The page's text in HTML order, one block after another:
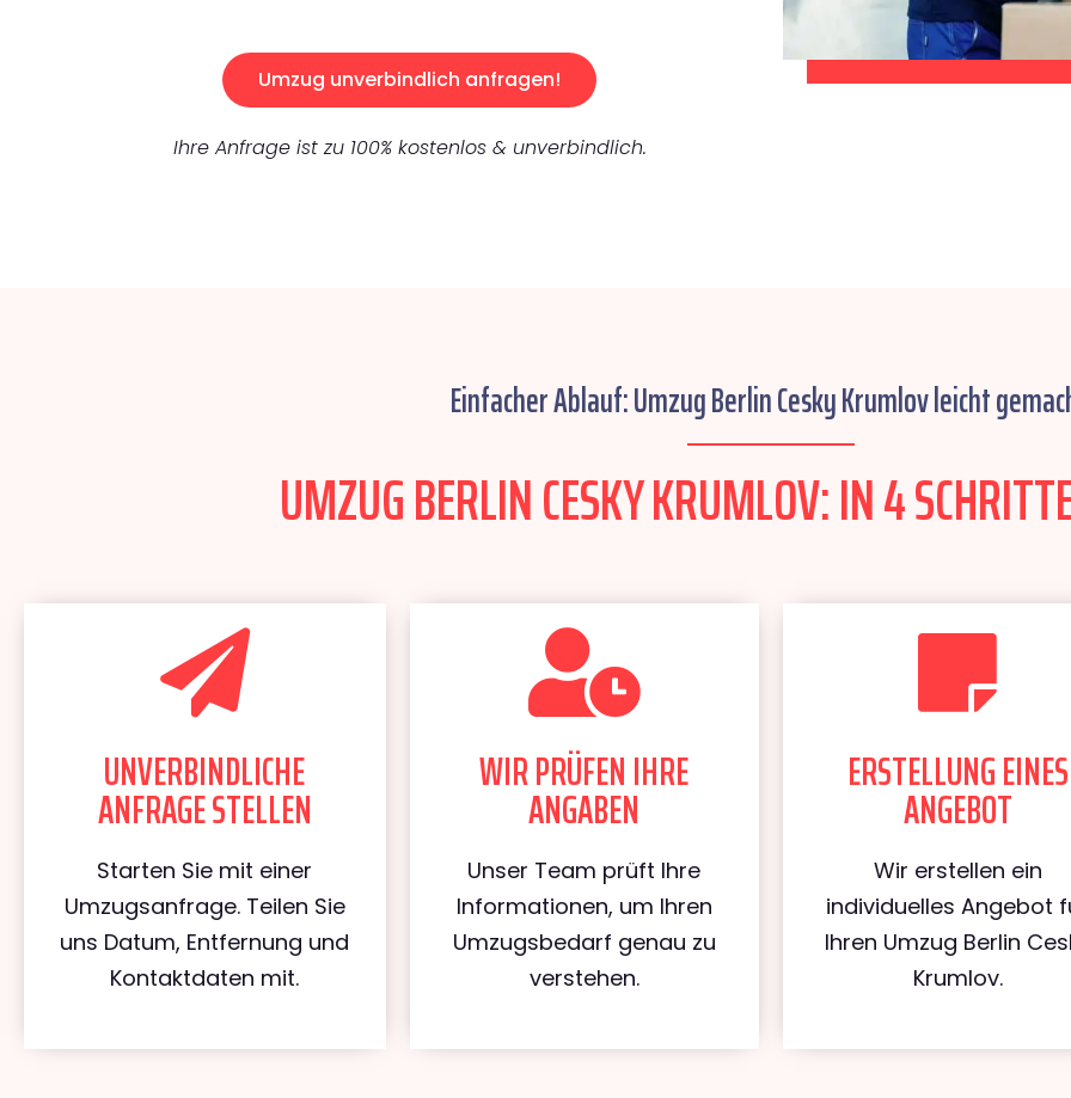
Umzug unverbindlich anfragen!
Ihre Anfrage ist zu 100% kostenlos & unverbindlich.
Einfacher Ablauf: Umzug Berlin Cesky Krumlov leicht
UMZUG BERLIN CESKY KRUMLOV: IN 4
UNVERBINDLICHE
ANFRAGE STELLEN
Starten Sie mit einer
Umzugsanfrage. Teilen Sie
uns Datum, Entfernung und
Kontaktdaten mit.
WIR PRÜFEN IHRE
ANGABEN
Unser Team prüft Ihre
Informationen, um Ihren
Umzugsbedarf genau zu
verstehen.
ERSTELLUNG EINES
ANGEBOT
Wir erstellen ein
individuelles Angebot
Ihren Umzug Berlin
Krumlov.